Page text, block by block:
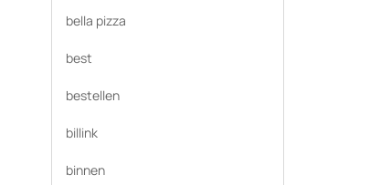
bella pizza
best
bestellen
billink
binnen